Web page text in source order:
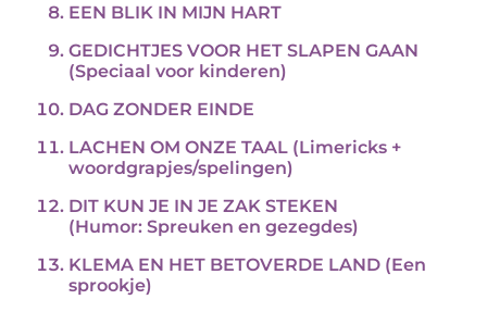
EEN BLIK IN MIJN HART
GEDICHTJES VOOR HET SLAPEN GAAN
(Speciaal voor kinderen)
DAG ZONDER EINDE
LACHEN OM ONZE TAAL (Limericks +
woordgrapjes/spelingen)
DIT KUN JE IN JE ZAK STEKEN
(Humor: Spreuken en gezegdes)
KLEMA EN HET BETOVERDE LAND (Een
sprookje)